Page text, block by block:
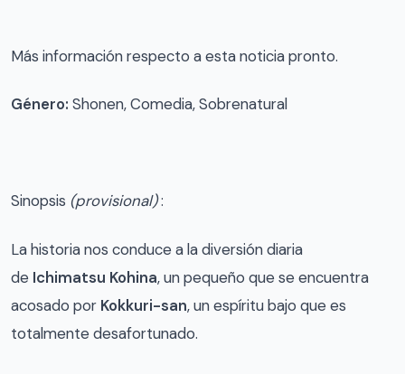
Más información respecto a esta noticia pronto.
Género: Shonen, Comedia, Sobrenatural
Sinopsis (provisional):
La historia nos conduce a la diversión diaria
de Ichimatsu Kohina, un pequeño que se encuentra
acosado por Kokkuri-san, un espíritu bajo que es
totalmente desafortunado.